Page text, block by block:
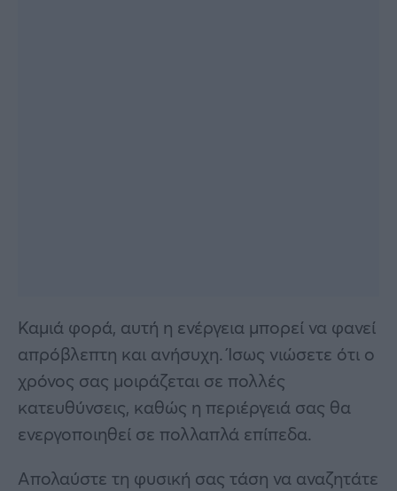
Καμιά φορά, αυτή η ενέργεια μπορεί να φανεί
απρόβλεπτη και ανήσυχη. Ίσως νιώσετε ότι ο
χρόνος σας μοιράζεται σε πολλές
κατευθύνσεις, καθώς η περιέργειά σας θα
ενεργοποιηθεί σε πολλαπλά επίπεδα.
Απολαύστε τη φυσική σας τάση να αναζητάτε